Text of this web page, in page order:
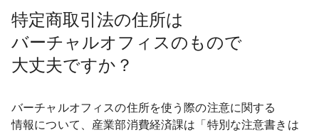
特定商取引法の住所は
バーチャルオフィスの もので
大丈夫ですか？
バーチャルオフィスの住所を使う際の注意に関する
情報について、 産業部消費経済課は 「特別な注意書きは